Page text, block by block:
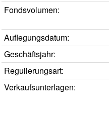
Fondsvolumen:
Auflegungsdatum:
Geschäftsjahr:
Regulierungsart:
Verkaufsunterlagen: